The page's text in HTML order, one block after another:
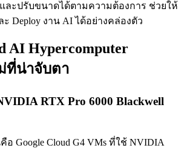
ะปรับขนาดได้ตามความต้องการ ช่วยให้
Deploy งาน AI ได้อย่างคล่องตัว
AI Hypercomputer
ที่น่าจับตา
RTX Pro 6000 Blackwell
Google Cloud G4 VMs ที่ใช้ NVIDIA